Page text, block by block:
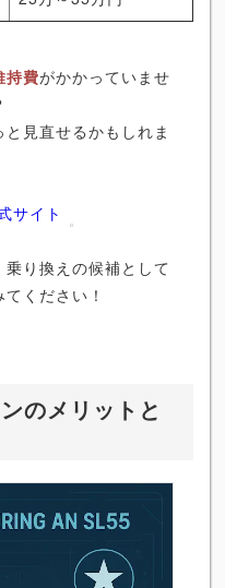
持費がかかっていませ
見直せるかもしれま
サイト
乗り換えの候補として
ください！
のメリットと